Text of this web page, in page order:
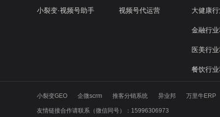
小裂变·视频号助手 视频号代运营 大健康
金融行
医美行
餐饮行
小裂变GEO 企微scrm 推客分销系统 异业邦 万里牛ERP
友情链接合作请联系（微信同号）：15996306973